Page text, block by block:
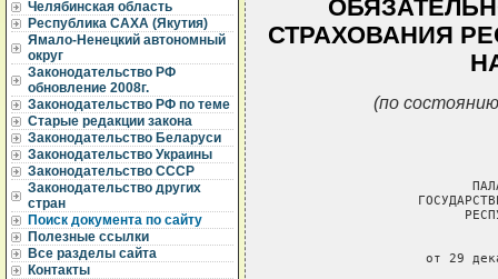
Челябинская область
Республика САХА (Якутия)
Ямало-Ненецкий автономный
округ
Законодательство РФ
обновление 2008г.
Законодательство РФ по теме
Старые редакции закона
Законодательство Беларуси
Законодательство Украины
Законодательство СССР
Законодательство других
стран
Поиск документа по сайту
Полезные ссылки
Все разделы сайта
Контакты
СТРАХОВАНИЯ
(по